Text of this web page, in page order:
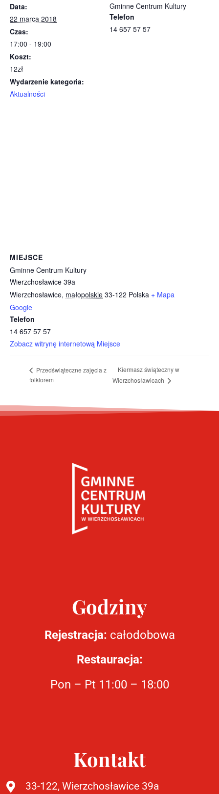
Data:
22 marca 2018
Czas:
17:00 - 19:00
Koszt:
12zł
Wydarzenie kategoria:
Aktualności
Gminne Centrum Kultury
Telefon
14 657 57 57
MIEJSCE
Gminne Centrum Kultury
Wierzchosławice 39a
Wierzchosławice, małopolskie 33-122 Polska + Mapa
Google
Telefon
14 657 57 57
Zobacz witrynę internetową Miejsce
Przedświąteczne zajęcia z
folklorem
Kiermasz świąteczny w
Wierzchosławicach
Godziny
Rejestracja: całodobowa
Restauracja:
Pon – Pt 11:00 – 18:00
Kontakt
33-122, Wierzchosławice 39a